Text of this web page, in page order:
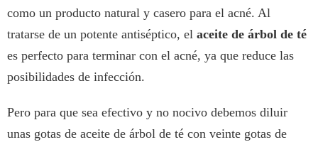
como un producto natural y casero para el acné. Al
tratarse de un potente antiséptico, el aceite de árbol de té
es perfecto para terminar con el acné, ya que reduce las
posibilidades de infección.
Pero para que sea efectivo y no nocivo debemos diluir
unas gotas de aceite de árbol de té con veinte gotas de